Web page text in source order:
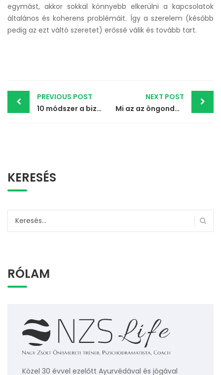
egymást, akkor sokkal könnyebb elkerülni a kapcsolatok
általános és koherens problémáit. Így a szerelem (később
pedig az ezt váltó szeretet) erőssé válik és tovább tart.
Post
navigation
PREVIOUS POST
10 módszer a bizalom kiépítéséhez
NEXT POST
Mi az az öngondoskodás és miért annyira fontos?
KERESÉS
Keresés:
RÓLAM
Közel 30 évvel ezelőtt Ayurvédával és jógával